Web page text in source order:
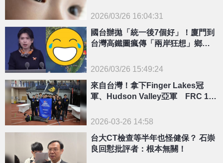
{PLAYICON}
2026/03/26 16:04:31
{PLAYICON}
國台辦拋「統一後7個好」！廈門到
台灣高鐵圖瘋傳「兩岸狂想」鄉民
2026/03/26 15:49:24
來自台灣！拿下Finger Lakes冠
軍、Hudson Valley亞軍 FRC 109
2026-03-26 14:58
台大CT檢查等半年也怪健保？ 石崇
良回懟批評者：根本無關！